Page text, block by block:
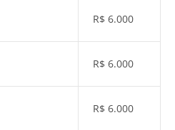
R$ 6.000
R$ 6.000
R$ 6.000